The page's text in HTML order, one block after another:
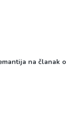
na članak o